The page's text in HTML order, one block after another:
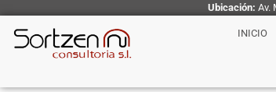
Ubicación: Av.
INICIO